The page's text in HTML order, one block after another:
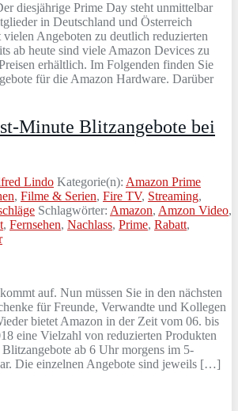
diesjährige Prime Day steht unmittelbar
in Deutschland und Österreich
Angeboten zu deutlich reduzierten
ab heute sind viele Amazon Devices zu
erhältlich. Im Folgenden finden Sie
für die Amazon Hardware. Darüber
Minute Blitzangebote bei
Lindo Kategorie(n): Amazon Prime
, Filme & Serien, Fire TV, Streaming,
Schlagwörter: Amazon, Amzon Video,
, Fernsehen, Nachlass, Prime, Rabatt,
auf. Nun müssen Sie in den nächsten
für Freunde, Verwandte und Kollegen
bietet Amazon in der Zeit vom 06. bis
eine Vielzahl von reduzierten Produkten
ab 6 Uhr morgens im 5-
Die einzelnen Angebote sind jeweils […]